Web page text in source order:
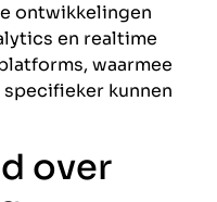
ontwikkelingen
en realtime
waarmee
kunnen
over